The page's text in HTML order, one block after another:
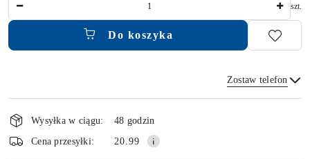
szt.
Do koszyka
Zostaw telefon
Wyślij
Dostępność
i
dostawa
Wysyłka w ciągu:
48 godzin
Cena przesyłki:
20.99